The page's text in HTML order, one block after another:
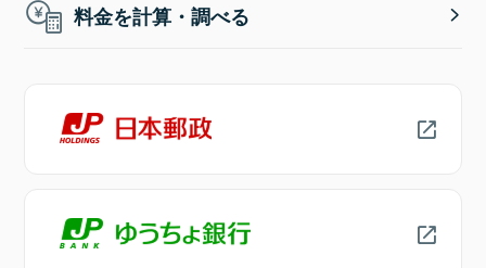
料金を計算・調べる